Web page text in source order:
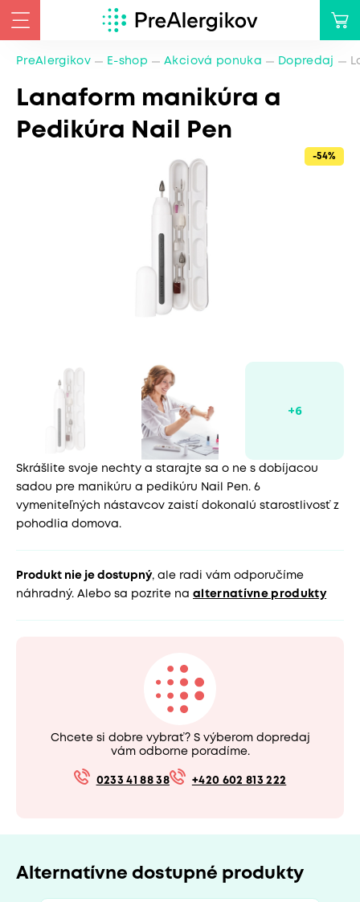
PreAlergikov E-shop Akciová ponuka Dopredaj
Lanaform manikúra a
Pedikúra Nail Pen
-54%
Skrášlite svoje nechty a starajte sa o ne s dobíjacou
sadou pre manikúru a pedikúru Nail Pen. 6
vymeniteľných nástavcov zaistí dokonalú starostlivosť z
pohodlia domova.
Produkt nie je dostupný, ale radi vám odporučíme
náhradný. Alebo sa pozrite na alternatívne produkty
Chcete si dobre vybrať? S výberom dopredaj
vám odborne poradíme.
0233 41 88 38 +420 602 813 222
Alternatívne dostupné produkty